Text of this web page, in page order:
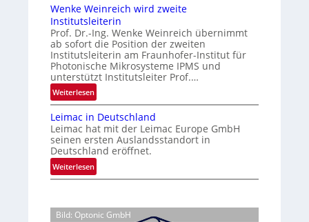
i
A
u
f
t
a
g
s
e
n
a
e
n
f
ü
r
d
i
e
C
M
O
S
S
s
n
g
l
o
r
S
n
o
r
i
c
u
d
Wenke Weinreich wird zweite
Institutsleiterin
Prof. Dr.-Ing. Wenke Weinreich übernimmt
ab sofort die Position der zweiten
Institutsleiterin am Fraunhofer-Institut für
Photonische Mikrosysteme IPMS und
unterstützt Institutsleiter Prof.…
Weiterlesen:
W
n
k
e
W
e
n
Leimac in Deutschland
Leimac hat mit der Leimac Europe GmbH
seinen ersten Auslandsstandort in
Deutschland eröffnet.
Weiterlesen:
L
m
Bild: Optonic GmbH